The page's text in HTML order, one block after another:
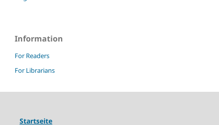
Information
For Readers
For Librarians
Startseite